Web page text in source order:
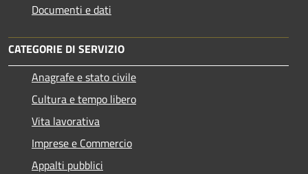
Documenti e dati
CATEGORIE DI SERVIZIO
Anagrafe e stato civile
Cultura e tempo libero
Vita lavorativa
Imprese e Commercio
Appalti pubblici